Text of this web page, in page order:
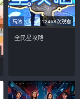
高清 12468次观看
全民星攻略